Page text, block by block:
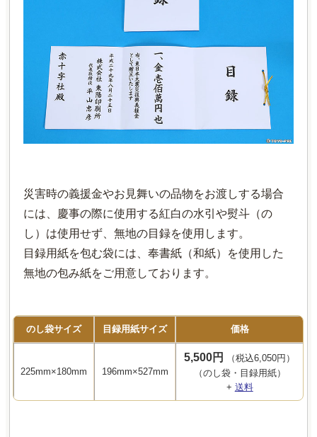
災害時の義援金やお見舞いの品物をお渡しする場合
には、慶事の際に使用する紅白の水引や熨斗（の
し）は使用せず、無地の目録を使用します。
目録用紙を包む袋には、奉書紙（和紙）を使用した
無地の包み紙をご用意しております。
のし袋サイズ 目録用紙サイズ 価格
225mm×180mm 196mm×527mm
5,500円
（税込6,050円）
（のし袋・目録用紙）
+ 送料